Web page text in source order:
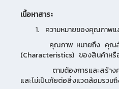
เนื้อหาสาระ
1. ความหมายของคุณภาพแล
คุณภาพ หมายถึง คุณลัก
(Characteristics) ของสินค้าห
ตามต้องการและสร้างควา
และไม่เป็นภัยต่อสิ่งแวดล้อมรวมถึ